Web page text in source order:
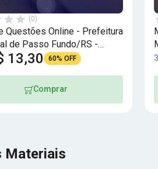
(0)
Questões Online - Prefeitura
de Passo Fundo/RS -
Cargos de Nível Médio -
13,30 60% OFF
Comprar
Materiais